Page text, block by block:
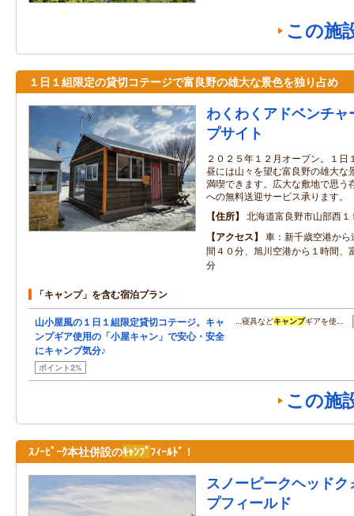
この施
１日１組限定の貸切コテージで富良野の雄大な景色を独り占め
わくわくアドベンチ
プサイト
２０２５年１２月オープン。１日
昼には山々を望む富良野の雄大な
満喫できます。広大な敷地で思う
への無料送迎サービス承ります。
住所
北海道富良野市山部西１
アクセス
車：新千歳空港か
間４０分、旭川空港から１時間、
分
「キャンプ」を含む宿泊プラン
山小屋風の１日１組限定貸切コテージ。キャ
ンプギア使用の「小屋キャン」で安心・安全
にキャンプ気分♪
ポイント2%
…寝具などキャンプギアを使…
この施
ｽﾉｰﾋﾟｰｸ本社併設のｷｬﾝﾌﾟﾌｨｰﾙﾄﾞ！
スノーピークヘッド
プフィールド